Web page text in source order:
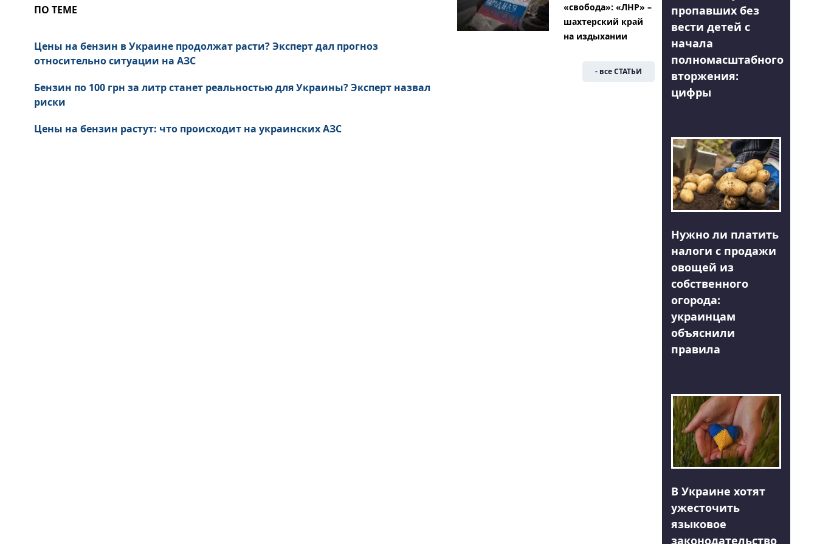
ПО ТЕМЕ
Цены на бензин в Украине продолжат расти? Эксперт дал прогноз
относительно ситуации на АЗС
Бензин по 100 грн за литр станет реальностью для Украины? Эксперт назвал
риски
Цены на бензин растут: что происходит на украинских АЗС
«свобода»: «ЛНР» –
шахтерский край
на издыхании
- все СТАТЬИ
пропавших без
вести детей с
начала
полномасштабного
вторжения:
цифры
Нужно ли платить
налоги с продажи
овощей из
собственного
огорода:
украинцам
объяснили
правила
В Украине хотят
ужесточить
языковое
законодательство